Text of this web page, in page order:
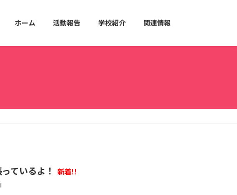
ホーム 活動報告 学校紹介 関連情報
ているよ！ 新着!!